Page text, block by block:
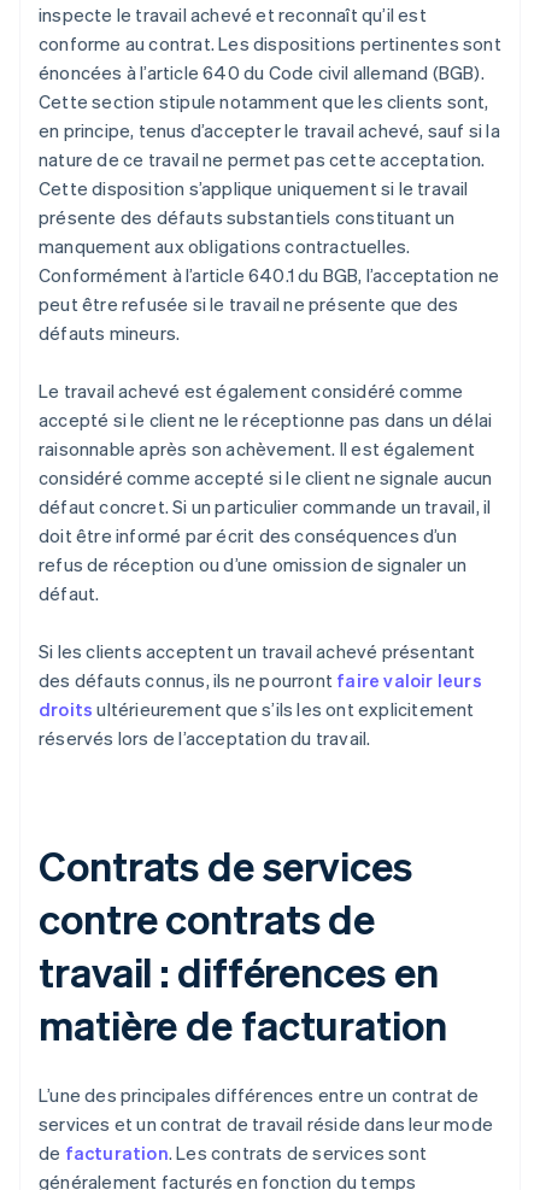
inspecte le travail achevé et reconnaît qu’il est
conforme au contrat. Les dispositions pertinentes sont
énoncées à l’article 640 du Code civil allemand (BGB).
Cette section stipule notamment que les clients sont,
en principe, tenus d’accepter le travail achevé, sauf si la
nature de ce travail ne permet pas cette acceptation.
Cette disposition s’applique uniquement si le travail
présente des défauts substantiels constituant un
manquement aux obligations contractuelles.
Conformément à l’article 640.1 du BGB, l’acceptation ne
peut être refusée si le travail ne présente que des
défauts mineurs.
Le travail achevé est également considéré comme
accepté si le client ne le réceptionne pas dans un délai
raisonnable après son achèvement. Il est également
considéré comme accepté si le client ne signale aucun
défaut concret. Si un particulier commande un travail, il
doit être informé par écrit des conséquences d’un
refus de réception ou d’une omission de signaler un
défaut.
Si les clients acceptent un travail achevé présentant
des défauts connus, ils ne pourront faire valoir leurs
droits ultérieurement que s’ils les ont explicitement
réservés lors de l’acceptation du travail.
Contrats de services
contre contrats de
travail : différences en
matière de facturation
L’une des principales différences entre un contrat de
services et un contrat de travail réside dans leur mode
de facturation. Les contrats de services sont
généralement facturés en fonction du temps